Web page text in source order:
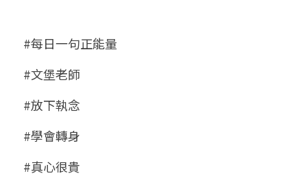
#每日一句正能量
#文堡老師
#放下執念
#學會轉身
#真心很貴